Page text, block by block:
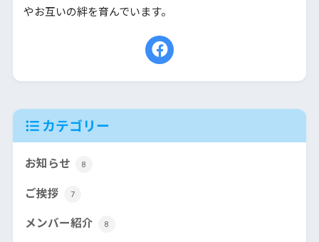
やお互いの絆を育んでいます。
カテゴリー
お知らせ 8
ご挨拶 7
メンバー紹介 8